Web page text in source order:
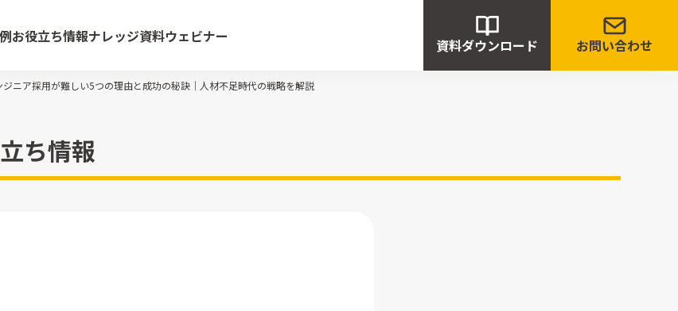
お役立ち情報ナレッジ資料ウェビナー
資料ダウンロード お問い合わせ
ジニア採用が難しい5つの理由と成功の秘訣｜人材不足時代の戦略を解説
ち情報